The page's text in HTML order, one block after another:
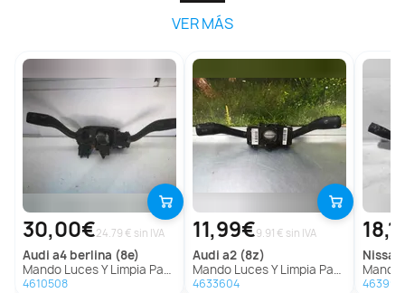
VER MÁS
30,00€24.79 € sin IVA
audi a4 berlina (8e)
Mando Luces Y Limpia Para Audi A4 Berlina
4610508
11,99€9.91 € sin IVA
audi a2 (8z)
Mando Luces Y Limpia Para Audi A2
4633604
nissan
Mando